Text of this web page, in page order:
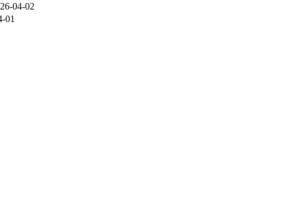
04-02
01